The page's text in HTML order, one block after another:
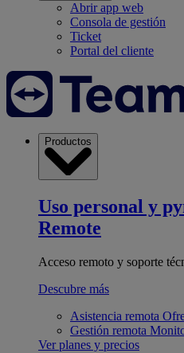
Abrir app web
Consola de gestión
Ticket
Portal del cliente
Productos
Uso personal y
Remote
Acceso remoto y soporte
Descubre más
Asistencia remota
Gestión remota
Ver planes y precios